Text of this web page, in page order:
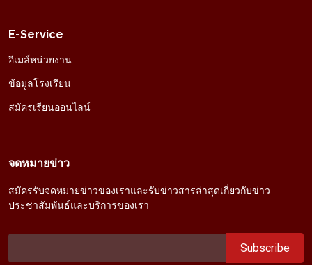
E-Service
อีเมล์หน่วยงาน
ข้อมูลโรงเรียน
สมัครเรียนออนไลน์
จดหมายข่าว
สมัครรับจดหมายข่าวของเราและรับข่าวสารล่าสุดเกี่ยวกับข่าว
ประชาสัมพันธ์และบริการของเรา